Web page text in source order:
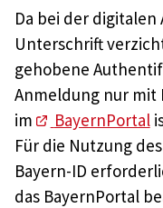
Da bei der
Unterschrift
gehobene
Anmeldung nur mit
im
BayernPortal
Für die Nutzung
Bayern-ID
das BayernPortal